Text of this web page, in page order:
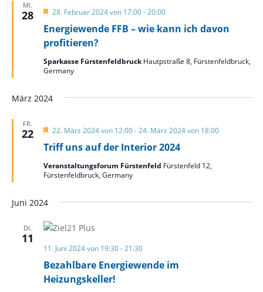
MI.
28
Energiewende FFB – wie kann ich davon
profitieren?
Hervorgehoben
28. Februar 2024 von 17:00-20:00
Sparkasse FürstenfeldbruckHautpstraße 8, Fürstenfeldbruck,
Germany
März 2024
FR.
22
Triff uns auf der Interior 2024
Hervorgehoben
22. März 2024 von 12:00-24. März 2024 von 18:00
Veranstaltungsforum Fürstenfeld Fürstenfeld 12,
Fürstenfeldbruck, Germany
Juni 2024
DI.
11
Bezahlbare Energiewende im
Heizungskeller!
11. Juni 2024 von 19:30-21:30